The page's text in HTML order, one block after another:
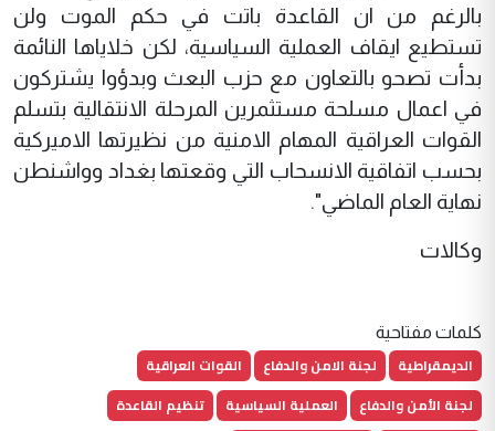
بالرغم من ان القاعدة باتت في حكم الموت ولن
تستطيع ايقاف العملية السياسية، لكن خلاياها النائمة
بدأت تصحو بالتعاون مع حزب البعث وبدؤوا يشتركون
في اعمال مسلحة مستثمرين المرحلة الانتقالية بتسلم
القوات العراقية المهام الامنية من نظيرتها الاميركية
بحسب اتفاقية الانسحاب التي وقعتها بغداد وواشنطن
نهاية العام الماضي".
وكالات
كلمات مفتاحية
الديمقراطية لجنة الامن والدفاع
القوات العراقية
لجنة الأمن والدفاع
العملية السياسية
تنظيم القاعدة